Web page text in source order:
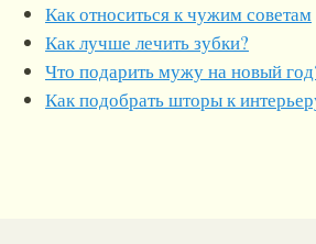
Как относиться к чужим советам
Как лучше лечить зубки?
Что подарить мужу на новый
Как подобрать шторы к